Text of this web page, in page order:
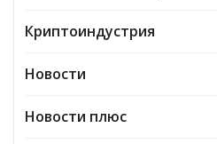
Криптоиндустрия
Новости
Новости плюс